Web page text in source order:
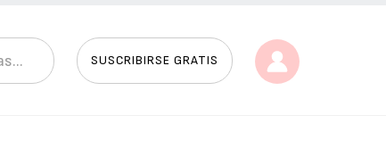
SUSCRIBIRSE GRATIS